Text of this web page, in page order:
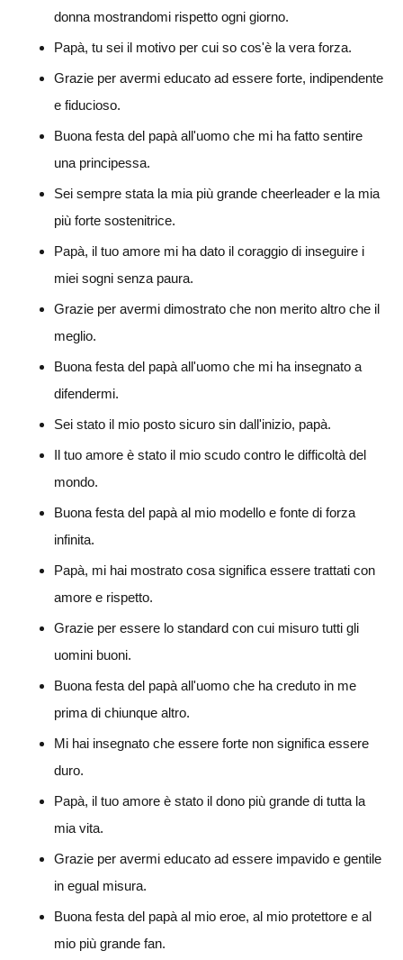
donna mostrandomi rispetto ogni giorno.
Papà, tu sei il motivo per cui so cos'è la vera forza.
Grazie per avermi educato ad essere forte, indipendente
e fiducioso.
Buona festa del papà all'uomo che mi ha fatto sentire
una principessa.
Sei sempre stata la mia più grande cheerleader e la mia
più forte sostenitrice.
Papà, il tuo amore mi ha dato il coraggio di inseguire i
miei sogni senza paura.
Grazie per avermi dimostrato che non merito altro che il
meglio.
Buona festa del papà all'uomo che mi ha insegnato a
difendermi.
Sei stato il mio posto sicuro sin dall'inizio, papà.
Il tuo amore è stato il mio scudo contro le difficoltà del
mondo.
Buona festa del papà al mio modello e fonte di forza
infinita.
Papà, mi hai mostrato cosa significa essere trattati con
amore e rispetto.
Grazie per essere lo standard con cui misuro tutti gli
uomini buoni.
Buona festa del papà all'uomo che ha creduto in me
prima di chiunque altro.
Mi hai insegnato che essere forte non significa essere
duro.
Papà, il tuo amore è stato il dono più grande di tutta la
mia vita.
Grazie per avermi educato ad essere impavido e gentile
in egual misura.
Buona festa del papà al mio eroe, al mio protettore e al
mio più grande fan.